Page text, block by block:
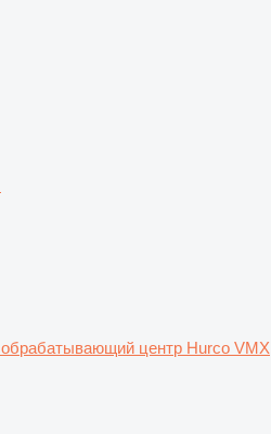
обрабатывающий центр Hurco VMX